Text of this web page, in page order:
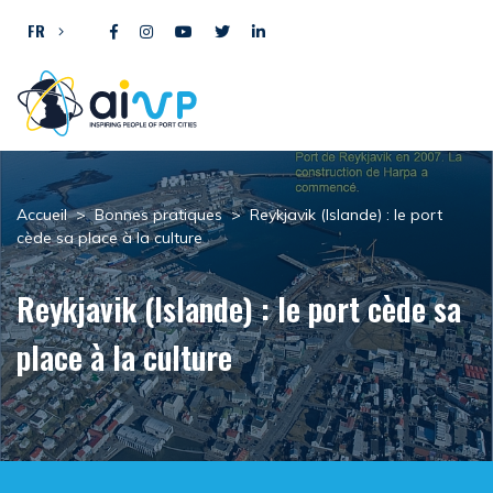
FR
Accueil > Bonnes pratiques > Reykjavik (Islande) : le port
cède sa place à la culture
Reykjavik (Islande) : le port cède sa
place à la culture